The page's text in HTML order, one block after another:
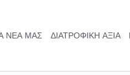
ΝΈΑ ΜΑΣ ΔΙΑΤΡΟΦΙΚΉ ΑΞΙΆ